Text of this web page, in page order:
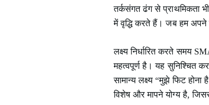
तर्कसंगत ढंग से प्राथमिकता
में वृद्धि करते हैं। जब हम अपने
लक्ष्य निर्धारित करते समय
महत्वपूर्ण है। यह सुनिश्चित
सामान्य लक्ष्य “मुझे फिट
विशेष और मापने योग्य है,